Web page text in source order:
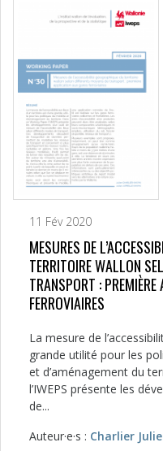
11 Fév 2020
MESURES DE
TERRITOIRE WALLON
TRANSPORT :
FERROVIAIRES
La mesure de
grande utilité pour les
et d’aménagement du
l’IWEPS présente les
de...
Auteur·e·s : Charlier